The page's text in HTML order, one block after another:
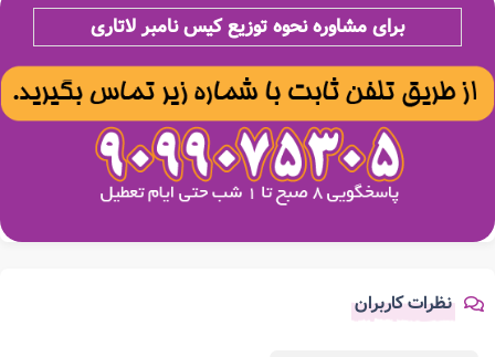
برای مشاوره نحوه توزیع کیس نامبر لاتاری
نظرات کاربران